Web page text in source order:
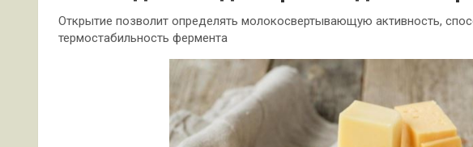
Открытие позволит определять молокосвертывающую активность,
термостабильность фермента